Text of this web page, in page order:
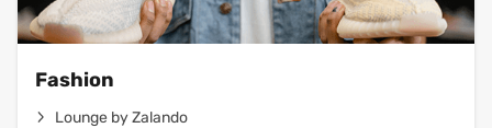
Fashion
Lounge by Zalando